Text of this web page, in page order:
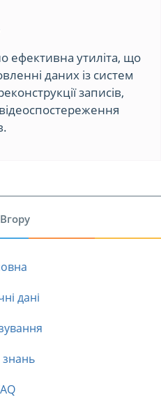
ефективна утиліта, що
даних із систем
записів,
Вгору
дані
знань